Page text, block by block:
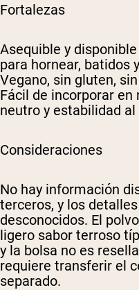
Fortalezas
Asequible y
para hornear, batidos
Vegano, sin gluten,
Fácil de incorporar
neutro y estabilidad al
Consideraciones
No hay información
terceros, y los
desconocidos. El
ligero sabor terroso
y la bolsa no es
requiere transferir el
separado.